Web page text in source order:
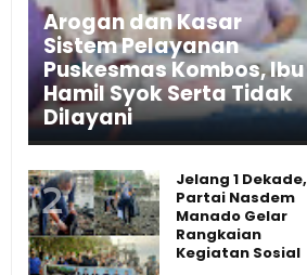
Arogan dan Kasar
Sistem Pelayanan
Puskesmas Kombos, Ibu
Hamil Syok Serta Tidak
Dilayani
Jelang 1 Dekade,
Partai Nasdem
Manado Gelar
Rangkaian
Kegiatan Sosial